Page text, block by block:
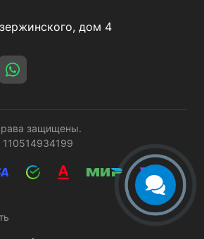
дом 4
защищены.